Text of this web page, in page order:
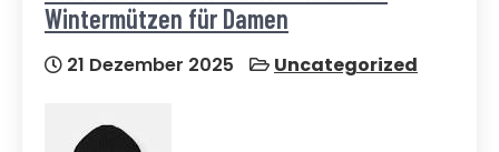
Wintermützen für Damen
21 Dezember 2025 Uncategorized